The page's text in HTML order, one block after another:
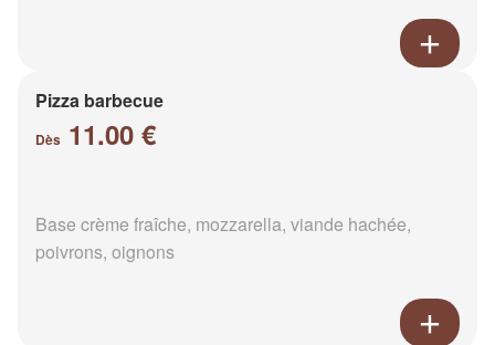
Pizza barbecue
Dès 11.00 €
Base crème fraîche, mozzarella, viande hachée,
poivrons, oignons